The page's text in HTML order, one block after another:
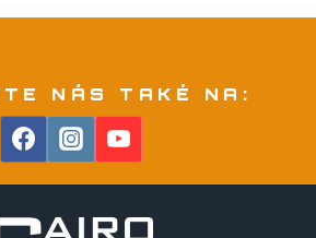
NÁS TAKÉ NA: